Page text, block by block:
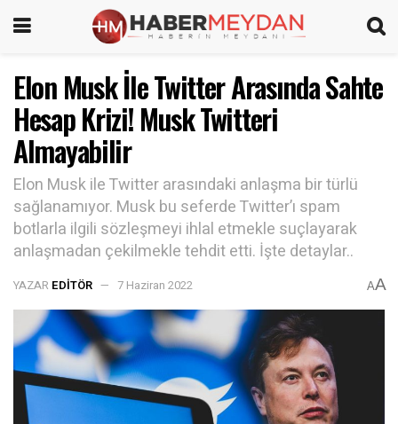
Elon Musk İle Twitter Arasında Sahte
Hesap Krizi! Musk Twitteri
Almayabilir
Elon Musk ile Twitter arasındaki anlaşma bir türlü
sağlanamıyor. Musk bu seferde Twitter’ı spam
botlarla ilgili sözleşmeyi ihlal etmekle suçlayarak
anlaşmadan çekilmekle tehdit etti. İşte detaylar..
YAZAR EDITÖR 7 Haziran 2022 AA